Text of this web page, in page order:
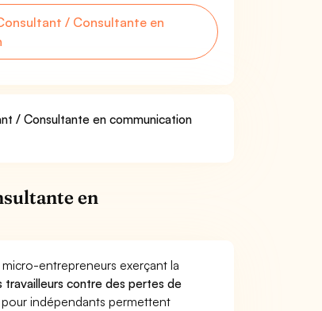
/ Consultante en
/ Consultante en communication
en
entrepreneurs exerçant la
travailleurs contre des pertes de
pour indépendants permettent